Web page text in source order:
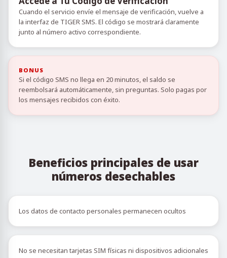
Cuando el servicio envíe el mensaje de verificación, vuelve a
la interfaz de TIGER SMS. El código se mostrará claramente
junto al número activo correspondiente.
BONUS
Si el código SMS no llega en 20 minutos, el saldo se
reembolsará automáticamente, sin preguntas. Solo pagas por
los mensajes recibidos con éxito.
Beneficios principales de usar
números desechables
Los datos de contacto personales permanecen ocultos
No se necesitan tarjetas SIM físicas ni dispositivos adicionales